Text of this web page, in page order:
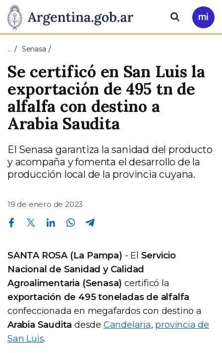
Presidencia
de
la
Nación
Pasar al contenido principal
Ir
a
Buscar
… Senasa
Se certificó en San Luis la
exportación de 495 tn de
alfalfa con destino a
Arabia Saudita
El Senasa garantiza la sanidad del producto
y acompaña y fomenta el desarrollo de la
producción local de la provincia cuyana.
19 de enero de 2023
Compartir en Facebook Compartir en Twitter Compartir en Linkedin Compartir en Whatsapp
SANTA ROSA (La Pampa) - El Servicio
Nacional de Sanidad y Calidad
Agroalimentaria (Senasa) certificó la
exportación de 495 toneladas de alfalfa
confeccionada en megafardos con destino a
Arabia Saudita desde Candelaria, provincia de
San Luis.